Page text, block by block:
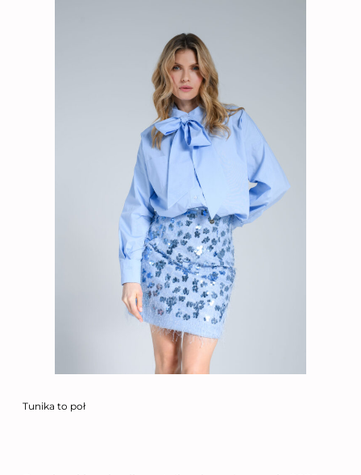
Tunika to poł